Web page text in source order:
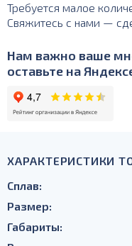
Требуется малое
Свяжитесь с нами —
Нам важно ваше
оставьте на
ХАРАКТЕРИСТИКИ
Сплав:
Размер:
Габариты: